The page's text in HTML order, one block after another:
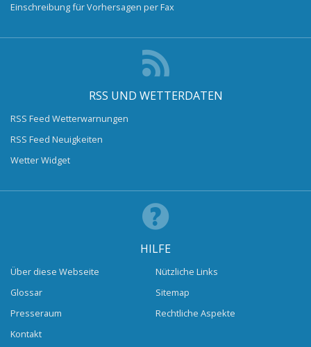
Einschreibung für Vorhersagen per Fax
RSS UND WETTERDATEN
RSS Feed Wetterwarnungen
RSS Feed Neuigkeiten
Wetter Widget
HILFE
Über diese Webseite
Glossar
Presseraum
Kontakt
Nützliche Links
Sitemap
Rechtliche Aspekte